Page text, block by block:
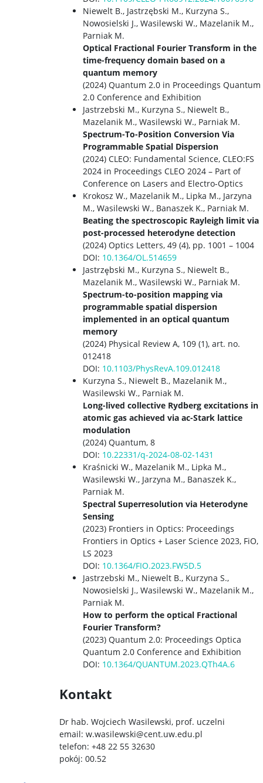
Niewelt B., Jastrzębski M., Kurzyna S.,
Nowosielski J., Wasilewski W., Mazelanik M.,
Parniak M.
Optical Fractional Fourier Transform in the
time-frequency domain based on a
quantum memory
(2024) Quantum 2.0 in Proceedings Quantum
2.0 Conference and Exhibition
Jastrzebski M., Kurzyna S., Niewelt B.,
Mazelanik M., Wasilewski W., Parniak M.
Spectrum-To-Position Conversion Via
Programmable Spatial Dispersion
(2024) CLEO: Fundamental Science, CLEO:FS
2024 in Proceedings CLEO 2024 – Part of
Conference on Lasers and Electro-Optics
Krokosz W., Mazelanik M., Lipka M., Jarzyna
M., Wasilewski W., Banaszek K., Parniak M.
Beating the spectroscopic Rayleigh limit via
post-processed heterodyne detection
(2024) Optics Letters, 49 (4), pp. 1001 – 1004
DOI: 10.1364/OL.514659
Jastrzȩbski M., Kurzyna S., Niewelt B.,
Mazelanik M., Wasilewski W., Parniak M.
Spectrum-to-position mapping via
programmable spatial dispersion
implemented in an optical quantum
memory
(2024) Physical Review A, 109 (1), art. no.
012418
DOI: 10.1103/PhysRevA.109.012418
Kurzyna S., Niewelt B., Mazelanik M.,
Wasilewski W., Parniak M.
Long-lived collective Rydberg excitations in
atomic gas achieved via ac-Stark lattice
modulation
(2024) Quantum, 8
DOI: 10.22331/q-2024-08-02-1431
Kraśnicki W., Mazelanik M., Lipka M.,
Wasilewski W., Jarzyna M., Banaszek K.,
Parniak M.
Spectral Superresolution via Heterodyne
Sensing
(2023) Frontiers in Optics: Proceedings
Frontiers in Optics + Laser Science 2023, FiO,
LS 2023
DOI: 10.1364/FIO.2023.FW5D.5
Jastrzebski M., Niewelt B., Kurzyna S.,
Nowosielski J., Wasilewski W., Mazelanik M.,
Parniak M.
How to perform the optical Fractional
Fourier Transform?
(2023) Quantum 2.0: Proceedings Optica
Quantum 2.0 Conference and Exhibition
DOI: 10.1364/QUANTUM.2023.QTh4A.6
Kontakt
Dr hab. Wojciech Wasilewski, prof. uczelni
email: w.wasilewski@cent.uw.edu.pl
telefon: +48 22 55 32630
pokój: 00.52